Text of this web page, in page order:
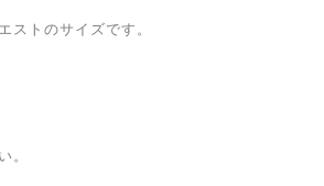
ストのサイズです。
。